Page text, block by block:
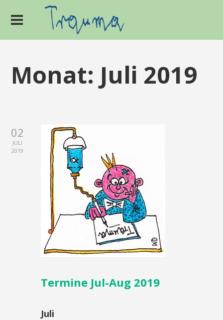
Monat: Juli 2019
02
JULI
2019
Termine Jul-Aug 2019
Juli